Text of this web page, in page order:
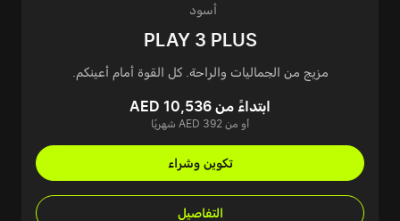
أسود
PLAY 3 PLUS
مزيج من الجماليات والراحة. كل القوة أمام أعينكم.
ابتداءً من AED 10,536
أو من AED 392 شهريًا
تكوين وشراء
التفاصيل